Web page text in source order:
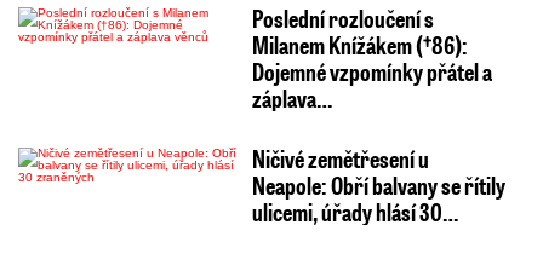
Poslední rozloučení s
Milanem Knížákem (†86):
Dojemné vzpomínky přátel a
záplava…
Ničivé zemětřesení u
Neapole: Obří balvany se řítily
ulicemi, úřady hlásí 30…